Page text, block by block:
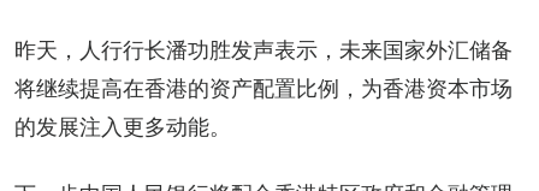
昨天，人行行长潘功胜发声表示，未来国家外汇储备
将继续提高在香港的资产配置比例，为香港资本市场
的发展注入更多动能。